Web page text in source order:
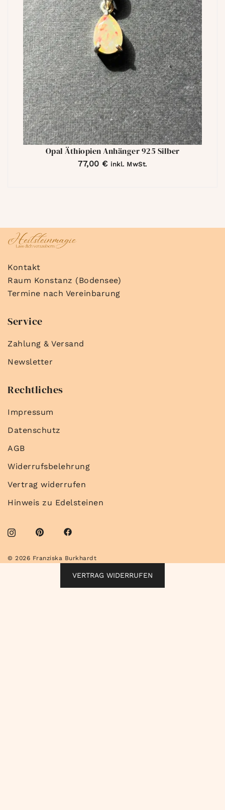
Opal Äthiopien Anhänger 925 Silber
77,00 € inkl. MwSt.
Kontakt
Raum Konstanz (Bodensee)
Termine nach Vereinbarung
Service
Zahlung & Versand
Newsletter
Rechtliches
Impressum
Datenschutz
AGB
Widerrufsbelehrung
Vertrag widerrufen
Hinweis zu Edelsteinen
© 2026 Franziska Burkhardt
VERTRAG WIDERRUFEN